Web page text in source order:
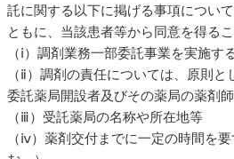
託に関する以下に掲げる事項につい
ともに、当該患者等から同意を得るこ
（ⅰ）調剤業務一部委託事業を実施す
（ⅱ）調剤の責任については、原則
委託薬局開設者及びその薬局の薬剤
（ⅲ）受託薬局の名称や所在地等
（ⅳ）薬剤交付までに一定の時間を